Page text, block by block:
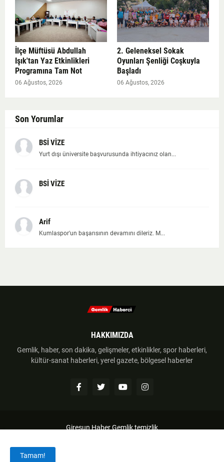
İlçe Müftüsü Abdullah
Işık'tan Yaz Etkinlikleri
Programına Tam Not
06 Ağustos, 2026
2. Geleneksel Sokak
Oyunları Şenliği Coşkuyla
Başladı
06 Ağustos, 2026
Son Yorumlar
BSİ VİZE
Yurt dışı üniversite başvurusunda ihtiyacınız olan...
BSİ VİZE
Arif
Kumlaspor'un başarısının devamını dileriz. M...
HAKKIMIZDA
Gemlik, haber, son dakika, gelişmeler, etkinlikler, spor haberleri,
kültür-sanat haberleri, yerel gazete, bölgesel haberler
Giresun HaberGemlik temizlik
Tamam!